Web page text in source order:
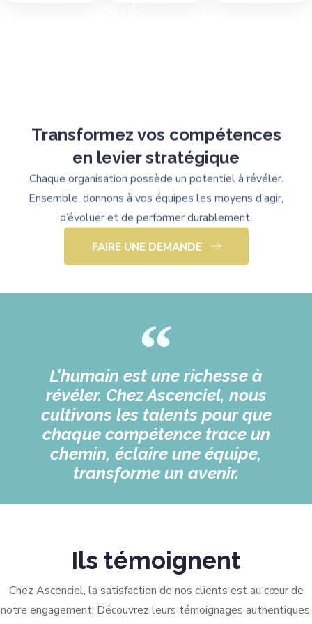
Transformez vos compétences
en levier stratégique
Chaque organisation possède un potentiel à révéler.
Ensemble, donnons à vos équipes les moyens d’agir,
d’évoluer et de performer durablement.
FAIRE UNE DEMANDE
L'humain est une richesse à
révéler. Chez Ascenciel, nous
cultivons les talents pour que
chaque compétence trace un
chemin, éclaire une équipe,
transforme un avenir.
Ils témoignent
Chez Ascenciel, la satisfaction de nos clients est au cœur de
notre engagement. Découvrez leurs témoignages authentiques,